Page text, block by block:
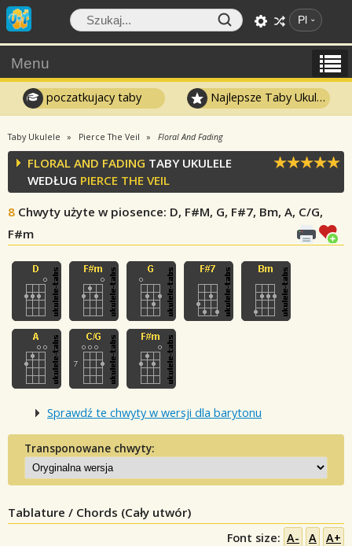
Pl
Menu
poczatkujacy taby Najlepsze Taby Ukulele
Taby Ukulele Pierce The Veil Floral And Fading
FLORAL AND FADING TABY UKULELE
WEDŁUG PIERCE THE VEIL
8 Chwyty użyte w piosence: D, F#M, G, F#7, Bm, A, C/G,
F#m
Sprawdź te chwyty w wersji dla barytonu
Transponowane chwyty:
Tablature / Chords (Cały utwór)
Font size: A- A A+